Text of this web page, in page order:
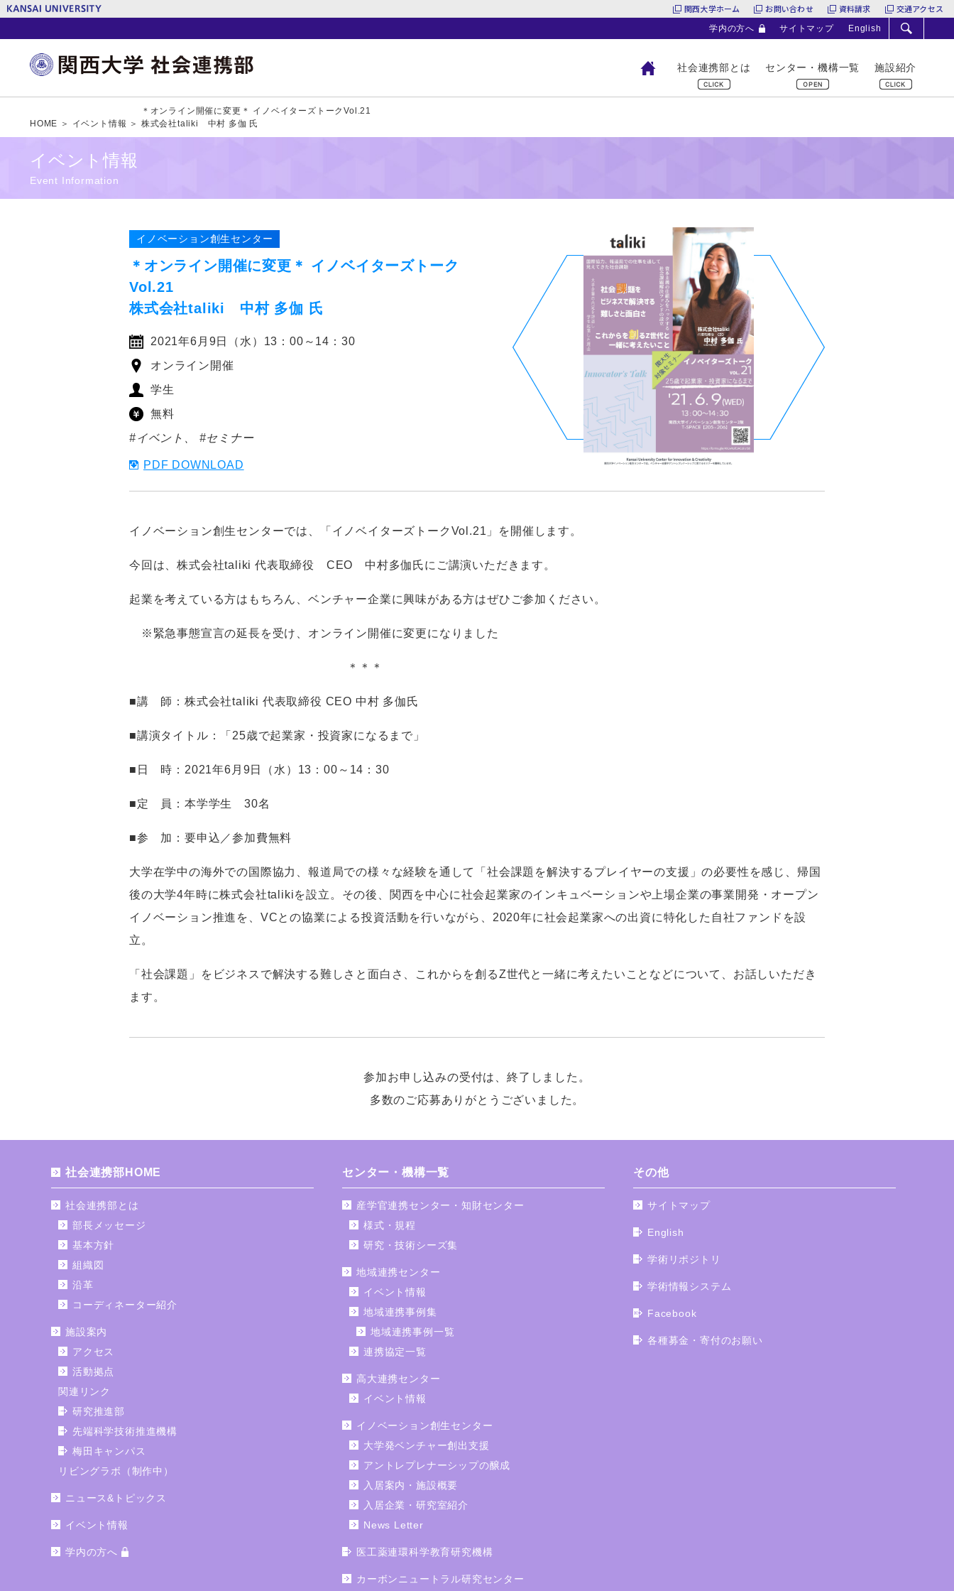
関西大学ホーム お問い合わせ 資料請求 交通アクセス
学内の方へ サイトマップ English
社会連携部とは センター・機構一覧 施設紹介
HOME ＞ イベント情報 ＞
＊オンライン開催に変更＊ イノベイターズトークVol.21
株式会社taliki 中村 多伽 氏
イベント情報
Event Information
イノベーション創生センター
＊オンライン開催に変更＊ イノベイターズトーク
Vol.21
株式会社taliki 中村 多伽 氏
2021年6月9日（水）13：00～14：30
オンライン開催
学生
無料
#イベント
#セミナー
PDF DOWNLOAD
イノベーション創生センターでは、「イノベイターズトーク Vol.21 」を開催します。
今回は、株式会社taliki代表取締役 CEO 中村多伽氏にご講演いただきます。
起業を考えている方はもちろん、ベンチャー企業に興味がある方はぜひご参加ください。
※緊急事態宣言の延長を受け、オンライン開催に変更になりました
＊＊＊
■講 師：株式会社taliki 代表取締役 CEO 中村 多伽氏
■講演タイトル：「 25歳で起業家・投資家になるまで」
■日 時： 2021年6 月 9日（水） 13 ：00 ～ 14 ： 30
■定 員：本学学生 30名
■参 加：要申込／参加費無料
大学在学中の海外での国際協力、報道局での様々な経験を通して「社会課題を解決するプレイヤーの支援」の必要性を感じ、帰国
後の大学4年時に株式会社talikiを設立。その後、関西を中心に社会起業家のインキュベーションや上場企業の事業開発・オープン
イノベーション推進を、 VCとの協業による投資活動を行いながら、 2020年に社会起業家への出資に特化した自社ファンドを設
立。
「社会課題」をビジネスで解決する難しさと面白さ、これからを創るZ世代と一緒に考えたいことなどについて、お話しいただき
ます。
参加お申し込みの受付は、終了しました。
多数のご応募ありがとうございました。
社会連携部HOME
社会連携部とは
部長メッセージ
基本方針
組織図
沿革
コーディネーター紹介
施設案内
アクセス
活動拠点
関連リンク
研究推進部
先端科学技術推進機構
梅田キャンパス
リビングラボ（制作中）
ニュース&トピックス
イベント情報
学内の方へ
センター・機構一覧
産学官連携センター・知財センター
様式・規程
研究・技術シーズ集
地域連携センター
イベント情報
地域連携事例集
地域連携事例一覧
連携協定一覧
高大連携センター
イベント情報
イノベーション創生センター
大学発ベンチャー創出支援
アントレプレナーシップの醸成
入居案内・施設概要
入居企業・研究室紹介
News Letter
医工薬連環科学教育研究機構
カーボンニュートラル研究センター
その他
サイトマップ
English
学術リポジトリ
学術情報システム
Facebook
各種募金・寄付のお願い